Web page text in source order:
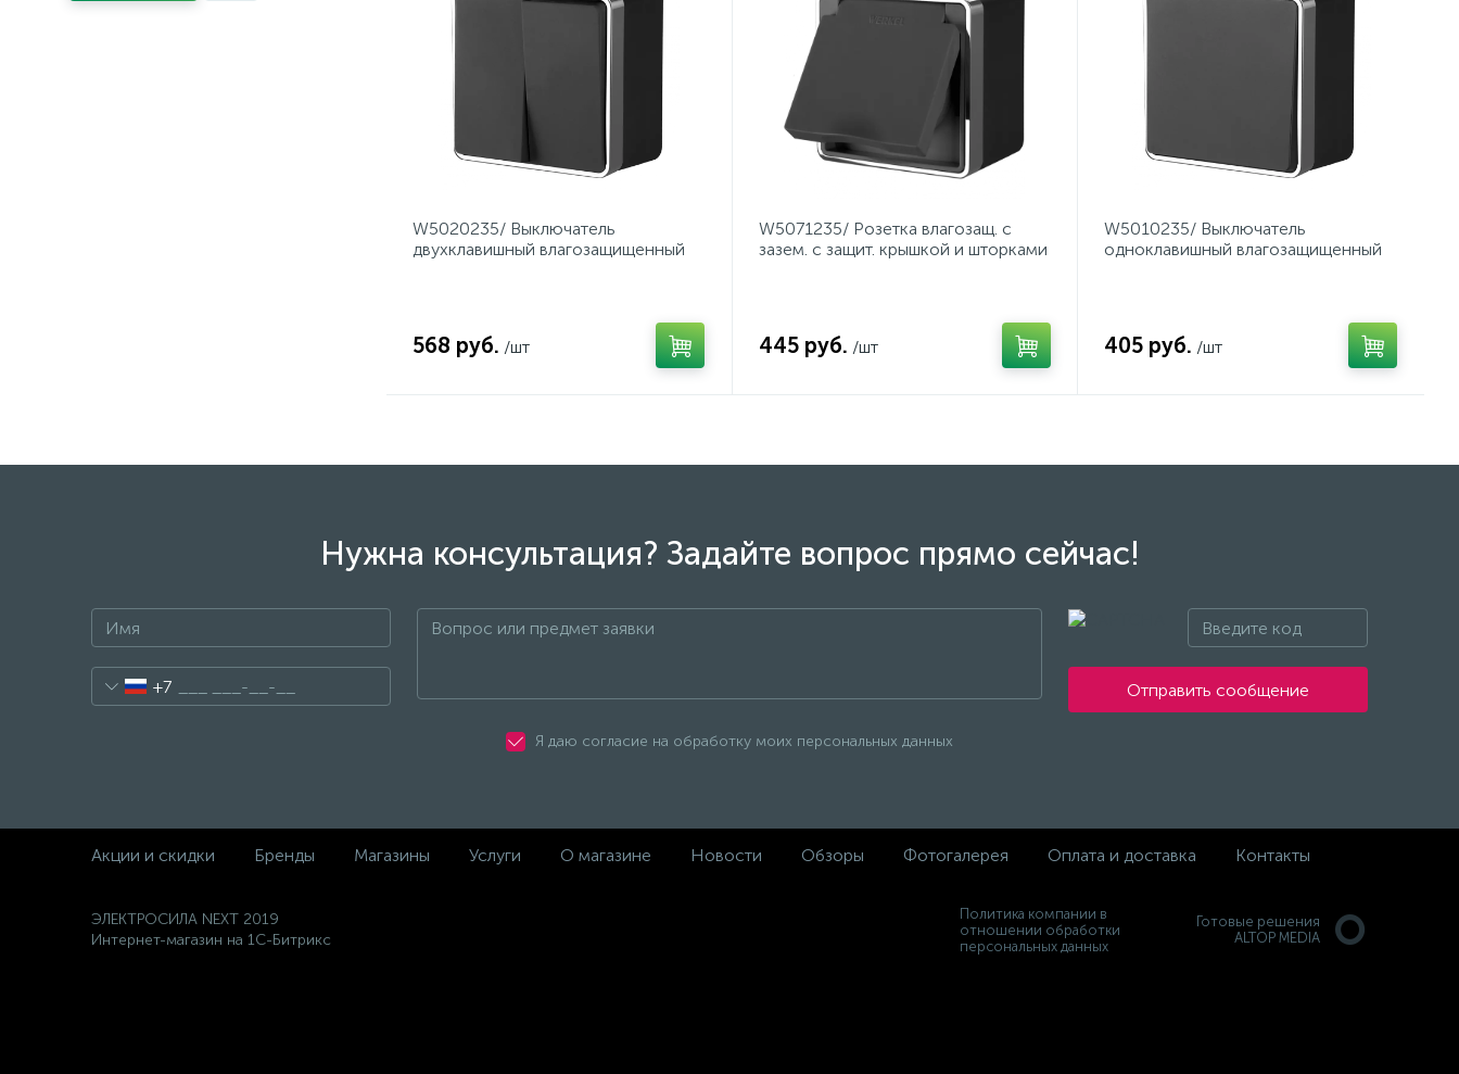
W5020235/ Выключатель
двухклавишный влагозащищенный
568 руб. /шт
W5071235/ Розетка влагозащ. с
зазем. с защит. крышкой и шторками
445 руб. /шт
W5010235/ Выключатель
одноклавишный влагозащищенный
405 руб. /шт
Нужна консультация? Задайте вопрос прямо сейчас!
+7 Отправить сообщение
Я даю согласие на обработку моих персональных данных
Акции и скидки Бренды Магазины Услуги О магазине Новости Обзоры Фотогалерея Оплата и доставка Контакты
ЭЛЕКТРОСИЛА NEXT 2019
Интернет-магазин на 1С-Битрикс
Политика компании в
отношении обработки
персональных данных
Готовые решения
ALTOP MEDIA